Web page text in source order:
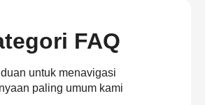
FAQ
untuk menavigasi
paling umum kami